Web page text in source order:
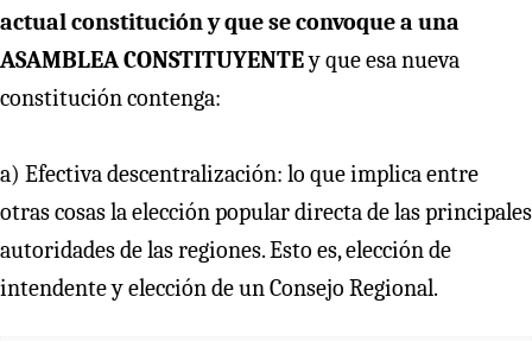
actual constitución y que se convoque a una
ASAMBLEA CONSTITUYENTEy que esa nueva
constitución contenga:
a) Efectiva descentralización: lo que implica entre
otras cosas la elección popular directa de las principales
autoridades de las regiones. Esto es, elección de
intendente y elección de un Consejo Regional.